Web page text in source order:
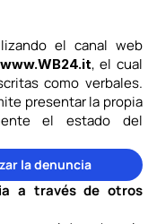
el canal web
www.WB24.it, el cual
como verbales.
presentar la propia
el estado del
la denuncia
a través de otros